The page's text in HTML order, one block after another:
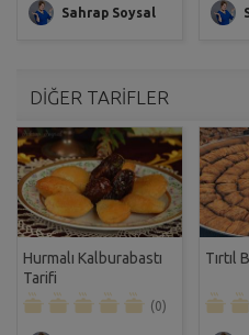
Sahrap Soysal
DİĞER TARİFLER
Hurmalı Kalburabastı
Tarifi
(0)
Tırtıl